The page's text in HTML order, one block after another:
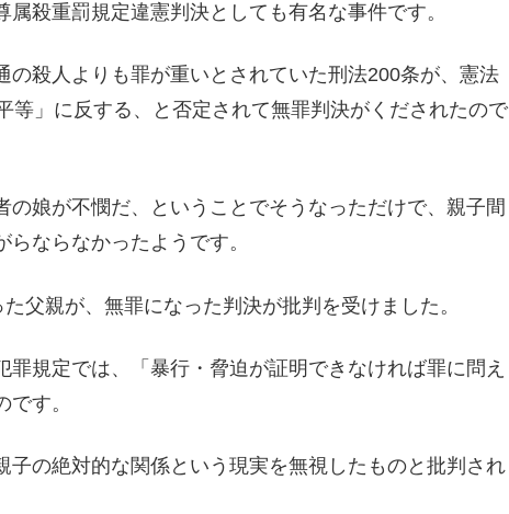
殺重罰規定違憲判決としても有名な事件です。
の殺人よりも罪が重いとされていた刑法200条が、憲法
等」に反する、と否定されて無罪判決がくだされたので
の娘が不憫だ、ということでそうなっただけで、親子間
ならなかったようです。
父親が、無罪になった判決が批判を受けました。
規定では、「暴行・脅迫が証明できなければ罪に問え
す。
子の絶対的な関係という現実を無視したものと批判され